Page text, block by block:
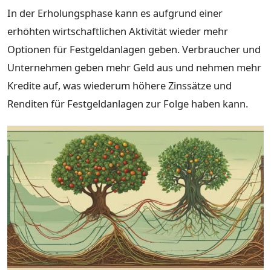
In der Erholungsphase kann es aufgrund einer
erhöhten wirtschaftlichen Aktivität wieder mehr
Optionen für Festgeldanlagen geben. Verbraucher und
Unternehmen geben mehr Geld aus und nehmen mehr
Kredite auf, was wiederum höhere Zinssätze und
Renditen für Festgeldanlagen zur Folge haben kann.